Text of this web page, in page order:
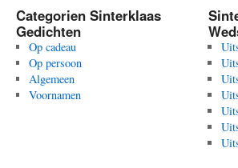
Categorien Sinterklaas
Gedichten
Op cadeau
Op persoon
Algemeen
Voornamen